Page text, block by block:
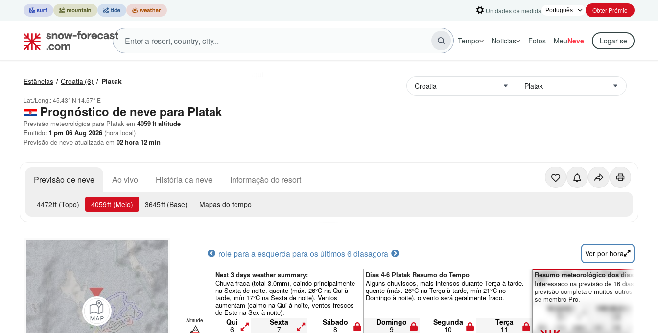
Unidades de medida Obter Prémio
Tempo Noticias Fotos MeuNeve Logar-se
Estâncias Croatia (6) Platak
Lat./Long.:45.43° N 14.57° E
Prognóstico de neve para Platak
Previsão meteorológica para Platak em 4059ft altitude
Emitido: 1 pm 06 Aug 2026 (hora local)
Previsão de neve atualizada em 02hora 12min
Previsão de neve Ao vivo História da neve Informação do resort
4472ft (Topo) 4059ft (Meio) 3645ft (Base) Mapas do tempo
role para a esquerda para os últimos 6 diasagora Ver por hora
Next 3 days weather summary:
Chuva fraca (total 3.0mm), caindo principalmente
na Sexta de noite. quente (máx. 26°C na Qui à
tarde, mín 17°C na Sexta de noite). Ventos
aumentam (calmo na Qui à noite, ventos frescos
de Este na Sex à noite).
Dias 4-6 Platak Resumo do Tempo
Alguns chuviscos, mais intensos durante Terça à tarde.
quente (máx. 26°C na Terça à tarde, mín 21°C no
Domingo à noite). o vento será geralmente fraco.
Altitude Qui
6
Sexta
7
Sábado
8
Domingo
9
Segunda
10
Terça
11
Resumo meteorológico dos dias 7-16:
Interessado na previsão de 16 dias?
previsão completa e muitos outros
se membro Pro.